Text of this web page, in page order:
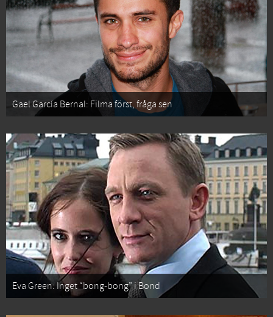
Gael García Bernal: Filma först, fråga sen
Eva Green: Inget “bong-bong” i Bond